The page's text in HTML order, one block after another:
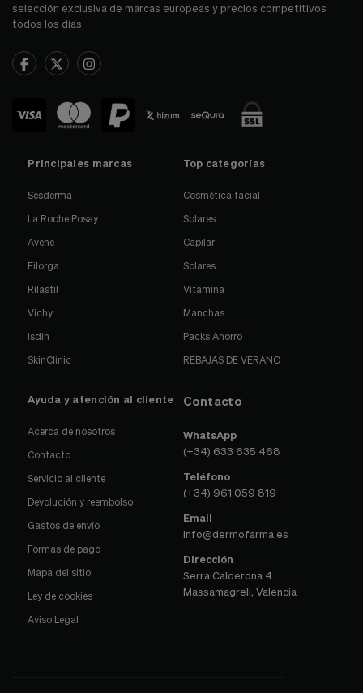
selección exclusiva de marcas europeas y precios competitivos
todos los días.
Principales marcas
Sesderma
La Roche Posay
Avene
Filorga
Rilastil
Vichy
Isdin
SkinClinic
Top categorías
Cosmética facial
Solares
Capilar
Solares
Vitamina
Manchas
Packs Ahorro
REBAJAS DE VERANO
Ayuda y atención al cliente
Acerca de nosotros
Contacto
Servicio al cliente
Devolución y reembolso
Gastos de envío
Formas de pago
Mapa del sitio
Ley de cookies
Aviso Legal
Contacto
WhatsApp
(+34) 633 635 468
Teléfono
(+34) 961 059 819
Email
info@dermofarma.es
Dirección
Serra Calderona 4
Massamagrell, Valencia